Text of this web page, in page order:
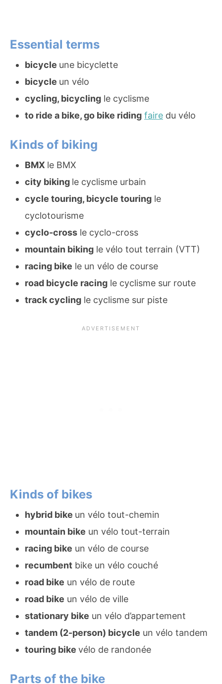
Essential terms
bicycle une bicyclette
bicycle un vélo
cycling, bicycling le cyclisme
to ride a bike, go bike riding faire du vélo
Kinds of biking
BMX le BMX
city biking le cyclisme urbain
cycle touring, bicycle touring le
cyclotourisme
cyclo-cross le cyclo-cross
mountain biking le vélo tout terrain (VTT)
racing bike le un vélo de course
road bicycle racing le cyclisme sur route
track cycling le cyclisme sur piste
Kinds of bikes
hybrid bike un vélo tout-chemin
mountain bike un vélo tout-terrain
racing bike un vélo de course
recumbent bike un vélo couché
road bike un vélo de route
road bike un vélo de ville
stationary bike un vélo d’appartement
tandem (2-person) bicycle un vélo tandem
touring bike vélo de randonée
Parts of the bike